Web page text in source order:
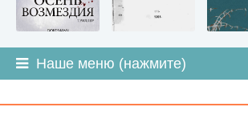
Наше меню (нажмите)